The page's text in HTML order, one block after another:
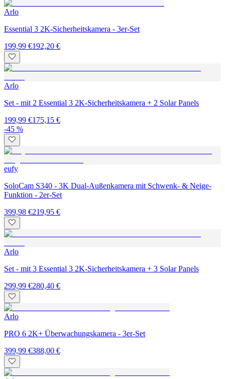
Arlo
Essential 3 2K-Sicherheitskamera - 3er-Set
199,99 €192,20 €
Arlo
Set - mit 2 Essential 3 2K-Sicherheitskamera + 2 Solar Panels
199,99 €175,15 €
-45 %
eufy
SoloCam S340 - 3K Dual-Außenkamera mit Schwenk- & Neige-
Funktion - 2er-Set
399,98 €219,95 €
Arlo
Set - mit 3 Essential 3 2K-Sicherheitskamera + 3 Solar Panels
299,99 €280,40 €
Arlo
PRO 6 2K+ Überwachungskamera - 3er-Set
399,99 €388,00 €